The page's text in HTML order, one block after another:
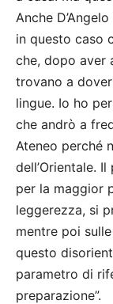
Anche
in questo caso
che, dopo aver
trovano a
lingue. Io ho
che andrò a
Ateneo perché
dell’Orientale.
per la maggior
leggerezza, si
mentre poi
questo
parametro di
preparazione”.